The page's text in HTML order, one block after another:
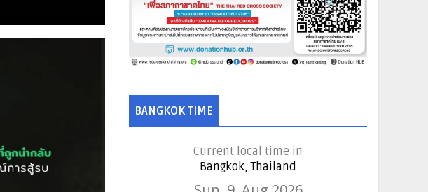
BANGKOK TIME
Current local time in
Bangkok, Thailand